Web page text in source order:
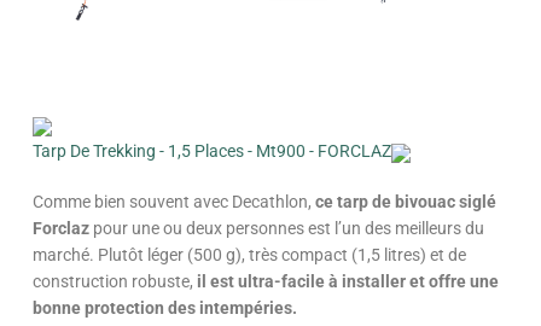
Tarp De Trekking - 1,5 Places - Mt900 - FORCLAZ
Comme bien souvent avec Decathlon,ce tarp de bivouac siglé
Forclaz pour une ou deux personnes est l’un des meilleurs du
marché. Plutôt léger (500 g), très compact (1,5 litres) et de
construction robuste, il est ultra-facile à installer et offre une
bonne protection des intempéries.